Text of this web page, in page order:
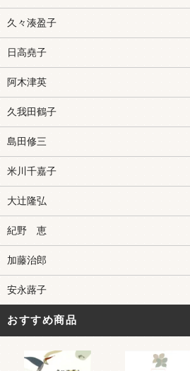
久々湊盈子
日高堯子
阿木津英
久我田鶴子
島田修三
米川千嘉子
大辻隆弘
紀野 恵
加藤治郎
安永蕗子
おすすめ商品